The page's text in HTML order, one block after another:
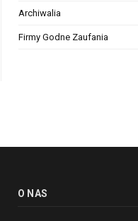
Archiwalia
Firmy Godne Zaufania
O NAS